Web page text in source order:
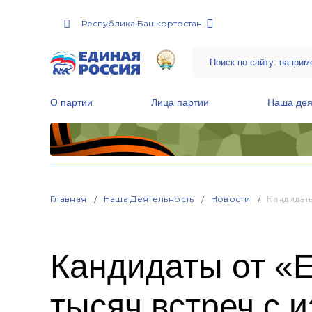
Республика Башкортостан
О партии Лица партии Наша
Главная Наша Деятельность Новости
Кандидаты от